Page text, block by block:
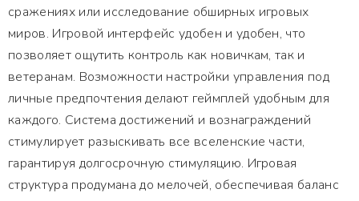
сражениях или исследование обширных игровых
миров. Игровой интерфейс удобен и удобен, что
позволяет ощутить контроль как новичкам, так и
ветеранам. Возможности настройки управления под
личные предпочтения делают геймплей удобным для
каждого. Система достижений и вознаграждений
стимулирует разыскивать все вселенские части,
гарантируя долгосрочную стимуляцию. Игровая
структура продумана до мелочей, обеспечивая баланс